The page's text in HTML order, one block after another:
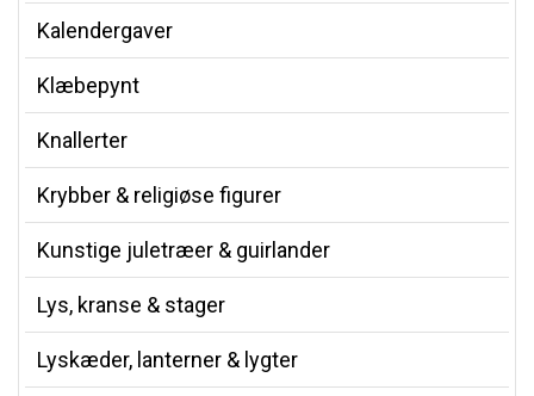
Kalendergaver
Klæbepynt
Knallerter
Krybber & religiøse figurer
Kunstige juletræer & guirlander
Lys, kranse & stager
Lyskæder, lanterner & lygter